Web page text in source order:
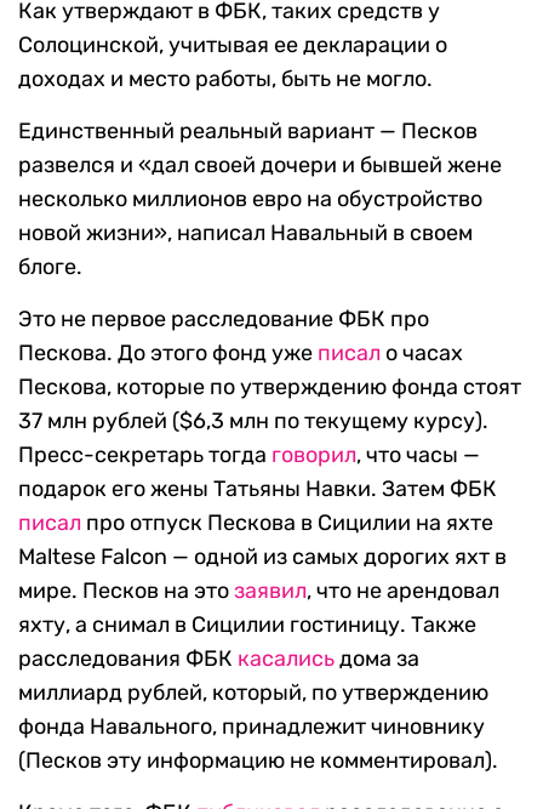
Как утверждают в ФБК, таких средств у
Солоцинской, учитывая ее декларации о
доходах и место работы, быть не могло.
Единственный реальный вариант — Песков
развелся и «дал своей дочери и бывшей жене
несколько миллионов евро на обустройство
новой жизни», написал Навальный в своем
блоге.
Это не первое расследование ФБК про
Пескова. До этого фонд уже писал о часах
Пескова, которые по утверждению фонда стоят
37 млн рублей ($6,3 млн по текущему курсу).
Пресс-секретарь тогда говорил, что часы —
подарок его жены Татьяны Навки. Затем ФБК
писал про отпуск Пескова в Сицилии на яхте
Maltese Falcon — одной из самых дорогих яхт в
мире. Песков на этозаявил, что не арендовал
яхту, а снимал в Сицилии гостиницу. Также
расследования ФБК касалисьдома за
миллиард рублей, который, по утверждению
фонда Навального, принадлежит чиновнику
(Песков эту информацию не комментировал).